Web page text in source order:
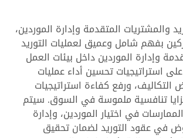
والمشتريات المتقدمة وإدارة الموردين،
بفهم شامل وعميق لعمليات التوريد
وإدارة الموردين داخل بيئات العمل
استراتيجيات تحسين أداء عمليات
ورفع كفاءة استراتيجيات
تنافسية ملموسة في السوق. سيتم
في اختيار الموردين، وإدارة
في عقود التوريد لضمان تحقيق